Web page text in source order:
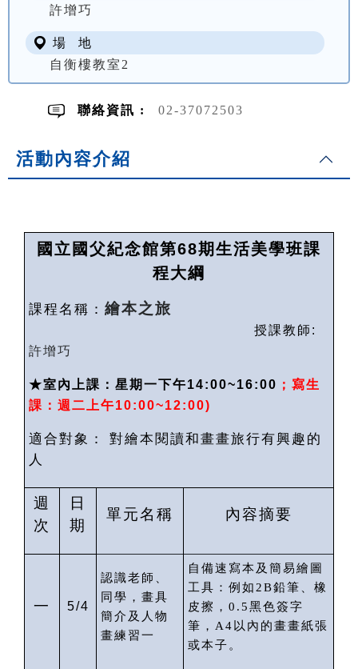
許增巧
場 地
自衡樓教室2
聯絡資訊 : 02-37072503
活動內容介紹
國立國父紀念館第68期生活美學班課
程大綱
課程名稱： 繪本之旅
授課教師 :
許增巧
★室內上課：星期一下午14:00~16:00 ；寫生
課：週二上午10:00~12:00)
適合對象：
對繪本閱讀和畫畫旅行有興趣的
人
週
次
日
期
單元名稱 內容摘要
一 5/4
認識老師、
同學，畫具
簡介及人物
畫練習一
自備速寫本及簡易繪圖
工具：例如2B鉛筆、橡
皮擦， 0.5黑色簽字
筆， A4以內的畫畫紙張
或本子。